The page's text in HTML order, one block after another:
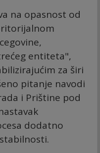
na opasnost od
entiteta",
za širi
pitanje navodi
i Prištine pod
dodatno